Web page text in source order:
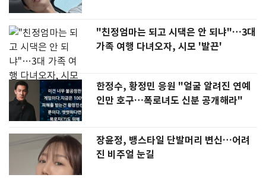
"친정엄마는 되고 시댁은 안 되냐"…3대
가족 여행 다녀오자, 시모 '발끈'
한정수, 황정민 응원 "얼굴 알려진 연예
인만 호구…폭로녀도 신분 공개해라"
장윤정, 뱅스타일 단발머리 변신…어려
진 비주얼 눈길